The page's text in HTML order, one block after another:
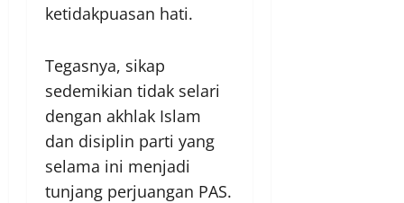
ketidakpuasan hati.
Tegasnya, sikap
sedemikian tidak selari
dengan akhlak Islam
dan disiplin parti yang
selama ini menjadi
tunjang perjuangan PAS.